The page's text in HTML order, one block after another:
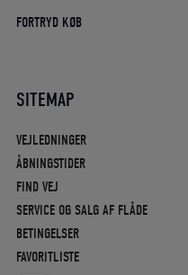
FORTRYD KØB
SITEMAP
VEJLEDNINGER
ÅBNINGSTIDER
FIND VEJ
SERVICE OG SALG AF FLÅDE
BETINGELSER
FAVORITLISTE